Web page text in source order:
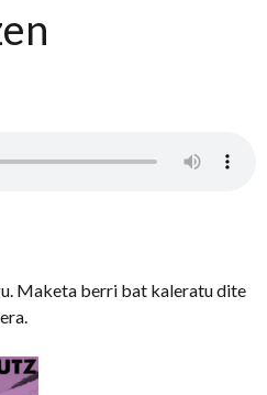
Maketa berri bat kaleratu dite